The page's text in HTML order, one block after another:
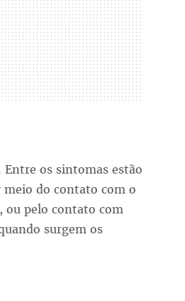
os sintomas estão
do contato com o
ou pelo contato com
surgem os